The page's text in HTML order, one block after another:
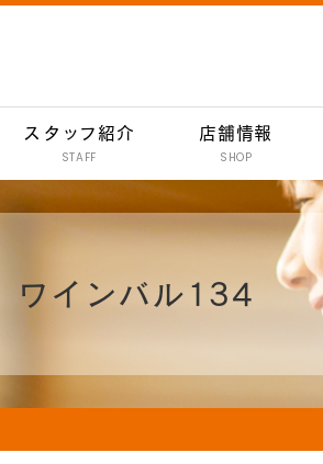
スタッフ紹介
STAFF
店舗情報
SHOP
南行徳 彦酉【居酒屋】
行徳 彦酉【居酒屋】
門前仲町 彦酉【居酒屋】
妙典 ワインバル 134
炭焼きハンバーグ 和
ワインバル134